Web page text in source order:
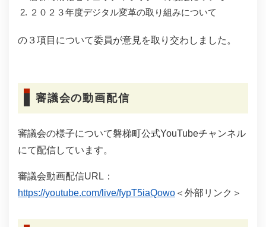
２０２３年度デジタル変革の取り組みについて​
の３項目について委員が意見を取り交わしました。
審議会の動画配信
審議会の様子について磐梯町公式YouTubeチャンネル
にて配信しています。
審議会動画配信URL：
https://youtube.com/live/fypT5iaQowo ＜外部リンク＞